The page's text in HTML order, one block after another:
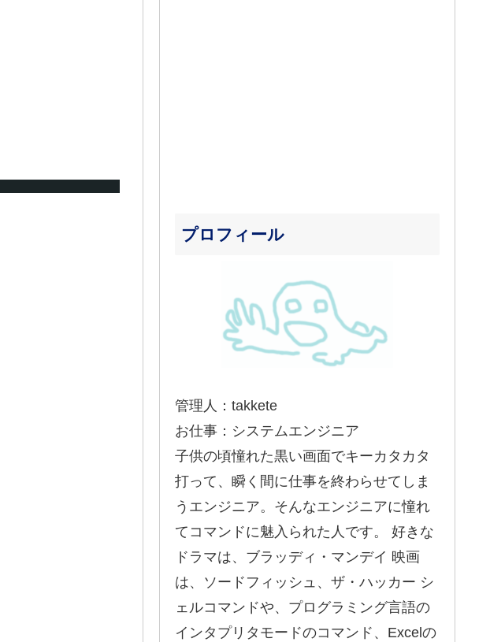
プロフィール
管理人：takkete
お仕事：システムエンジニア
子供の頃憧れた黒い画面でキーカタカタ
打って、瞬く間に仕事を終わらせてしま
うエンジニア。そんなエンジニアに憧れ
てコマンドに魅入られた人です。 好きな
ドラマは、ブラッディ・マンデイ 映画
は、ソードフィッシュ、ザ・ハッカー シ
ェルコマンドや、プログラミング言語の
インタプリタモードのコマンド、Excelの